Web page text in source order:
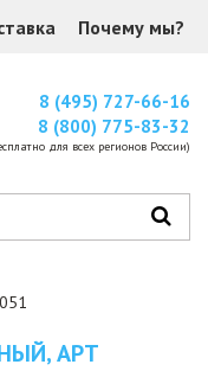
Почему мы?
8 (495) 727-66-16
8 (800) 775-83-32
для всех регионов России)
АРТ